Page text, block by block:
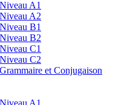
A1
A2
B1
B2
C1
C2
et Conjugaison
A1